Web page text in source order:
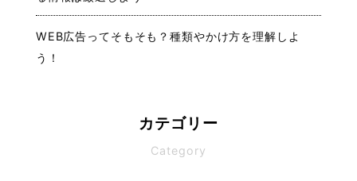
WEB広告ってそもそも？種類やかけ方を理解しよ
う！
カテゴリー
Category